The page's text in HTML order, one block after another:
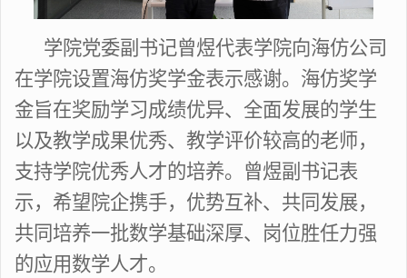
学院党委副书记曾煜代表学院向海仿公司
在学院设置海仿奖学金表示感谢。海仿奖学
金旨在奖励学习成绩优异、全面发展的学生
以及教学成果优秀、教学评价较高的老师，
支持学院优秀人才的培养。曾煜副书记表
示，希望院企携手，优势互补、共同发展，
共同培养一批数学基础深厚、岗位胜任力强
的应用数学人才。